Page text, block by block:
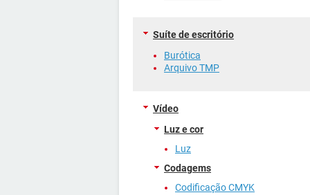
Suíte de escritório
Burótica
Arquivo TMP
Vídeo
Luz e cor
Luz
Codagems
Codificação CMYK